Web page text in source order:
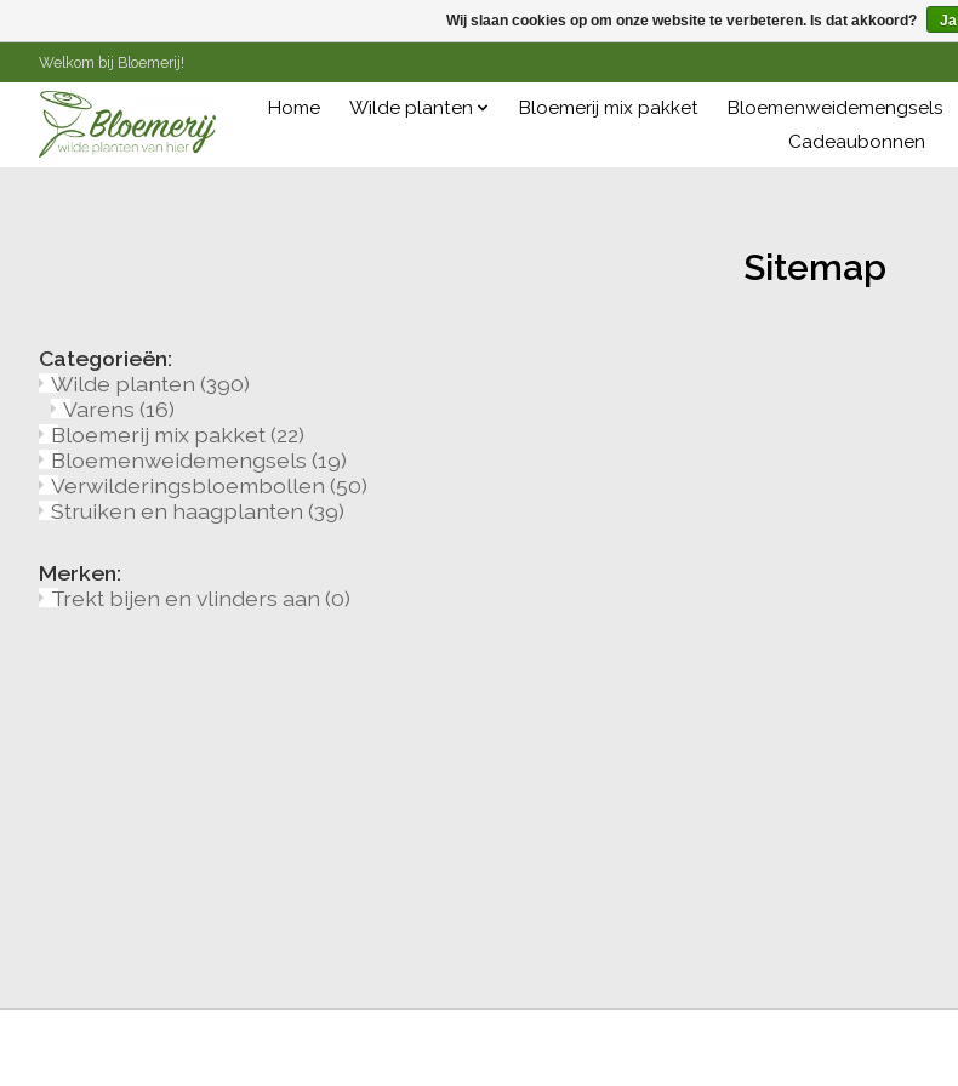
Welkom bij Bloemerij!
Home Wilde planten Bloemerij mix pakket Bloemenweidemengsels
Cadeaubonnen
Sitemap
Categorieën:
Wilde planten (390)
Varens (16)
Bloemerij mix pakket(22)
Bloemenweidemengsels (19)
Verwilderingsbloembollen (50)
Struiken en haagplanten (39)
Merken:
Trekt bijen en vlinders aan (0)
Wij slaan cookies op om onze website te verbeteren. Is dat akkoord? Ja